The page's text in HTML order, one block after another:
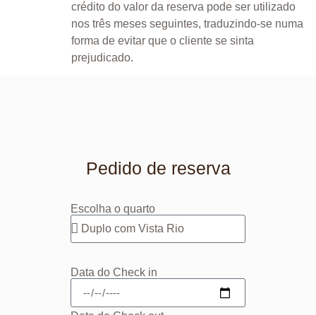
crédito do valor da reserva pode ser utilizado
nos três meses seguintes, traduzindo-se numa
forma de evitar que o cliente se sinta
prejudicado.
Pedido de reserva
Escolha o quarto
Data do Check in